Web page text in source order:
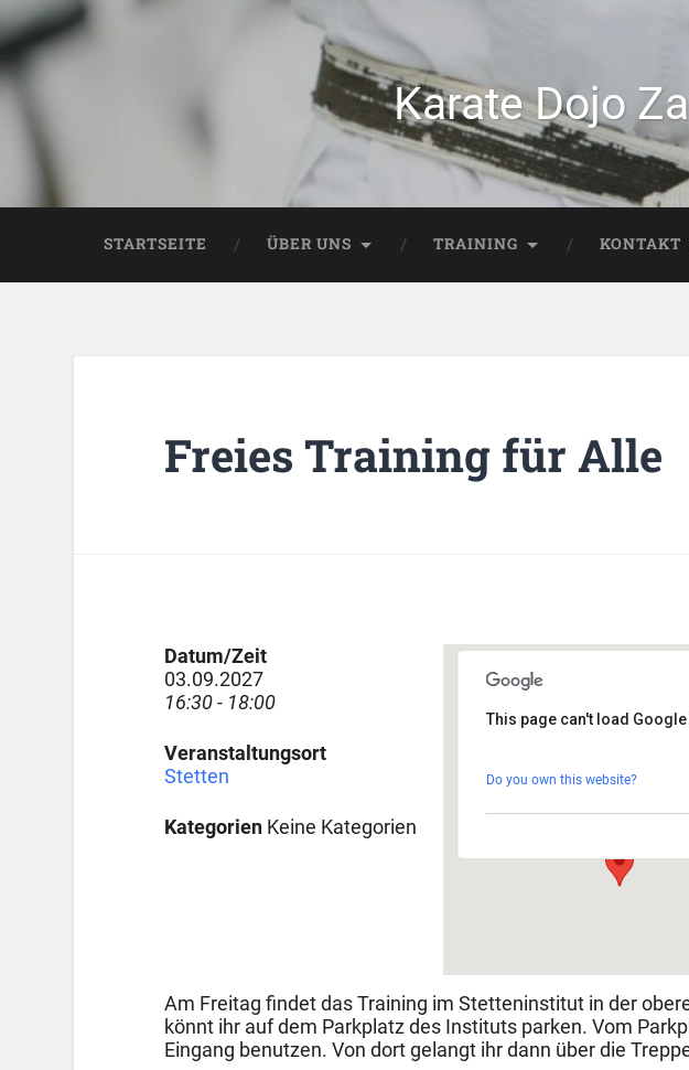
Karate Dojo
STARTSEITE ÜBER UNS TRAINING KONTAKT
Freies Training für Alle
Veranstaltungen
This page can't load
Do you own this website?
Datum/Zeit
03.09.2027
16:30 - 18:00
Veranstaltungsort
Stetten
KategorienKeine Kategorien
Am Freitag findet das Training im Stetteninstitut in der
könnt ihr auf dem Parkplatz des Instituts parken. Vom
Eingang benutzen. Von dort gelangt ihr dann über die